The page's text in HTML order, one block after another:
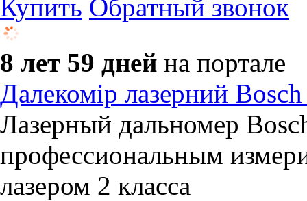
Купить Обратный звонок
8 лет 59 дней на портале
Далекомір лазерний
Лазерный дальномер
профессиональным
лазером 2 класса